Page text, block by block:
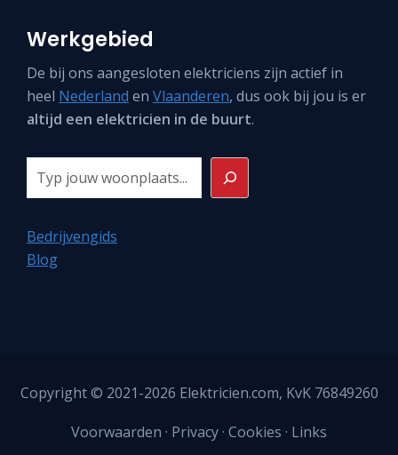
Werkgebied
De bij ons aangesloten elektriciens zijn actief in
heel Nederland en Vlaanderen, dus ook bij jou is er
altijd een elektricien in de buurt.
Zoeken
Bedrijvengids
Blog
Copyright © 2021-2026 Elektricien.com, KvK 76849260
Voorwaarden · Privacy· Cookies · Links